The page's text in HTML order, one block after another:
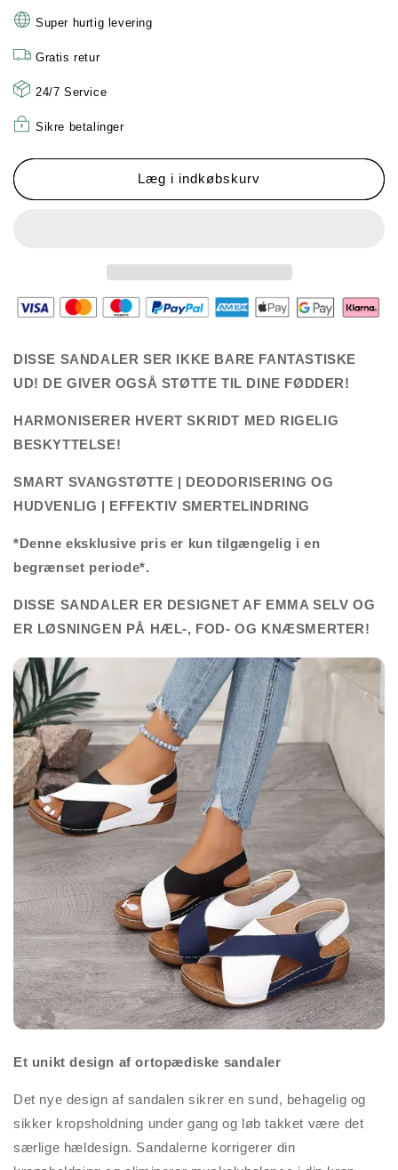
Ultrakomfortable
ortopædiske
sandaler
med
skråhæl
kvinder
ortopædiske
med
skråhæl
kvinder
Super hurtig levering
Gratis retur
24/7 Service
Sikre betalinger
Læg i indkøbskurv
DISSE SANDALER SER IKKE BARE FANTASTISKE
UD! DE GIVER OGSÅ STØTTE TIL DINE FØDDER!
HARMONISERER HVERT SKRIDT MED RIGELIG
BESKYTTELSE!
SMART SVANGSTØTTE | DEODORISERING OG
HUDVENLIG | EFFEKTIV SMERTELINDRING
*Denne eksklusive pris er kun tilgængelig i en
begrænset periode*.
DISSE SANDALER ER DESIGNET AF EMMA SELV OG
ER LØSNINGEN PÅ HÆL-, FOD- OG KNÆSMERTER!
Et unikt design af ortopædiske sandaler
Det nye design af sandalen sikrer en sund, behagelig og
sikker kropsholdning under gang og løb takket være det
særlige hældesign. Sandalerne korrigerer din